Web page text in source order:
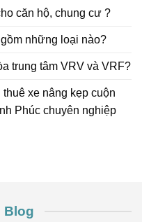
căn hộ, chung cư ?
những loại nào?
trung tâm VRV và VRF?
xe nâng kẹp cuộn
Phúc chuyên nghiệp
Blog